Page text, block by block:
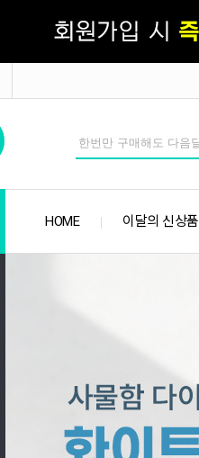
HOME 이달의 신상품